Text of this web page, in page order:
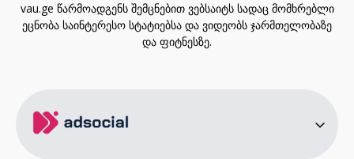
vau.ge წარმოადგენს შემცნებით ვებსაიტს სადაც მომხრებლი
ეცნობა საინტერესო სტატიებსა და ვიდეობს ჯარმთელობაზე
და ფიტნესზე.